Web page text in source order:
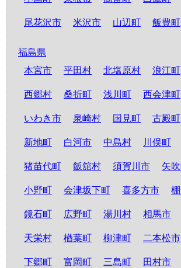
尾花沢市 米沢市 山辺町 飯豊町
福島県
本宮市
平田村 北塩原村 浪江町
西郷村 桑折町 浅川町 西会津町
いわき市 泉崎村 国見町 古殿町
新地町 白河市 中島村 川俣町
猪苗代町 飯舘村 須賀川市 矢
小野町 会津坂下町 喜多方市
鏡石町 広野町 湯川村 相馬市
天栄村 楢葉町 柳津町 二本松市
下郷町 富岡町 三島町 田村市